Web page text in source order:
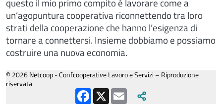
un’agopuntura cooperativa riconnettendo tra loro
strati della cooperazione che hanno l’esigenza di
tornare a connettersi. Insieme dobbiamo e possiamo
costruire una nuova economia.
© 2026 Netcoop - Confcooperative Lavoro e Servizi – Riproduzione
riservata
Facebook
X Email